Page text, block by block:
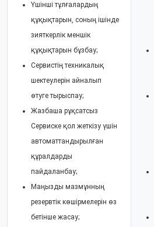
Үшінші тұлғалардың
құқықтарын, соның ішінде
зияткерлік меншік
құқықтарын бұзбау;
Сервистің техникалық
шектеулерін айналып
өтуге тырыспау;
Жазбаша рұқсатсыз
Сервиске қол жеткізу үшін
автоматтандырылған
құралдарды
пайдаланбау;
Маңызды мазмұнның
резервтік көшірмелерін өз
бетінше жасау;